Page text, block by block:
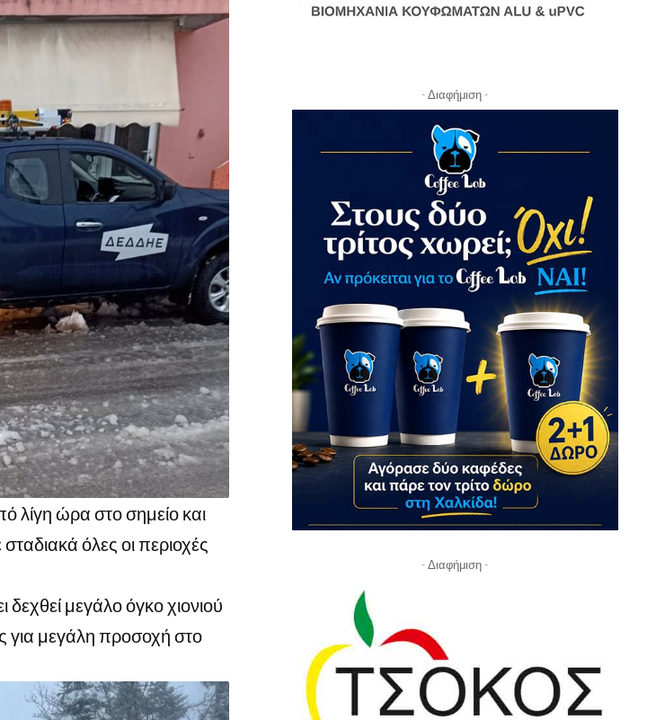
λίγη ώρα στο σημείο και
όλες οι περιοχές
μεγάλο όγκο χιονιού
για μεγάλη προσοχή στο
- Διαφήμιση -
- Διαφήμιση -